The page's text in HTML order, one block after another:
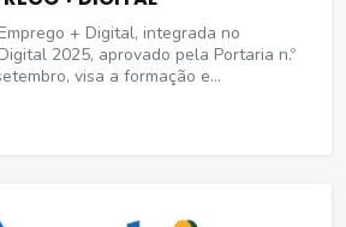
+ Digital, integrada no
2025, aprovado pela Portaria n.º
visa a formação e